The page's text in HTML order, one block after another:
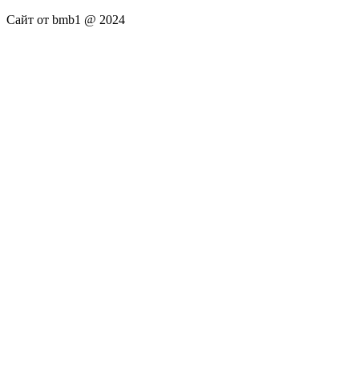
Сайт от bmb1 @ 2024